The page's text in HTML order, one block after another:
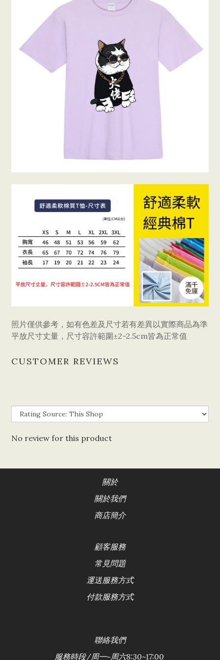
照片僅供參考，如有色差及尺寸若有差異以實際商品為準
平放尺寸丈量，尺寸容許範圍±2-2.5cm皆為正常值
CUSTOMER REVIEWS
No review for this product
關於
關於我們
商店簡介
顧客服務
常見問題
運送服務方式
付款服務方式
聯絡我們
服務時段/周一~周六8:30~17:00